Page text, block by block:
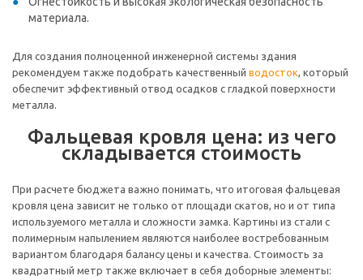
материала.
Для создания полноценной инженерной системы здания
рекомендуем также подобрать качественный водосток, который
обеспечит эффективный отвод осадков с гладкой поверхности
металла.
Фальцевая кровля цена: из чего
складывается стоимость
При расчете бюджета важно понимать, что итоговая фальцевая
кровля цена зависит не только от площади скатов, но и от типа
используемого металла и сложности замка. Картины из стали с
полимерным напылением являются наиболее востребованным
вариантом благодаря балансу цены и качества. Стоимость за
квадратный метр также включает в себя доборные элементы: